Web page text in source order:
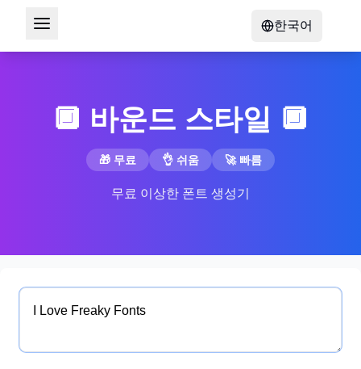
한국어
🔲 바운드 스타일 🔲
🎁 무료 👌 쉬움 🚀 빠름
무료 이상한 폰트 생성기